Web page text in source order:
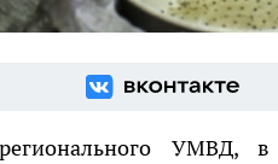
УМВД,